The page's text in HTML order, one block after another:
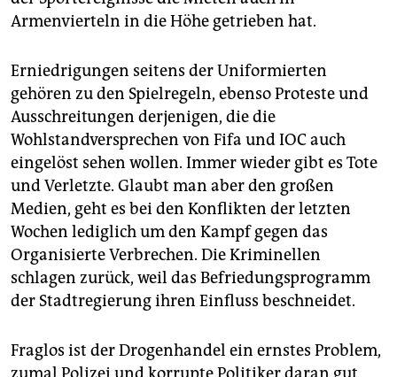
Armenvierteln in die Höhe getrieben hat.
Erniedrigungen seitens der Uniformierten
gehören zu den Spielregeln, ebenso Proteste und
Ausschreitungen derjenigen, die die
Wohlstandversprechen von Fifa und IOC auch
eingelöst sehen wollen. Immer wieder gibt es Tote
und Verletzte. Glaubt man aber den großen
Medien, geht es bei den Konflikten der letzten
Wochen lediglich um den Kampf gegen das
Organisierte Verbrechen. Die Kriminellen
schlagen zurück, weil das Befriedungsprogramm
der Stadtregierung ihren Einfluss beschneidet.
Fraglos ist der Drogenhandel ein ernstes Problem,
zumal Polizei und korrupte Politiker daran gut